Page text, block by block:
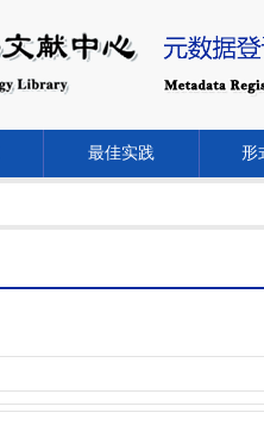
最佳实践 形